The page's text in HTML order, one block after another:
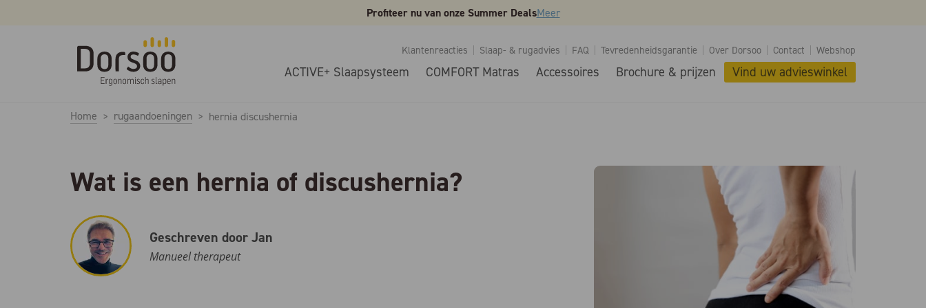
Profiteer nu van onze Summer DealsMeer
Klantenreacties Slaap- & rugadvies FAQ Tevredenheidsgarantie Over Dorsoo Contact Webshop
ACTIVE+ Slaapsysteem COMFORT Matras Accessoires Brochure & prijzen Vind uw advieswinkel
Home rugaandoeningen hernia discushernia
Wat is een hernia of discushernia?
Geschreven door Jan
Manueel therapeut